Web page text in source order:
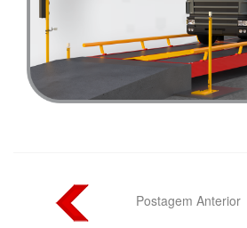
Postagem Anterior